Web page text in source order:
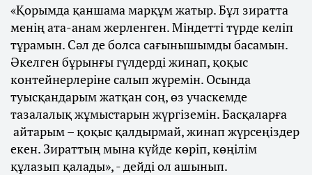
«Қорымда қаншама марқұм жатыр. Бұл зиратта
менің ата-анам жерленген. Міндетті түрде келіп
тұрамын. Сәл де болса сағынышымды басамын.
Әкелген бұрынғы гүлдерді жинап, қоқыс
контейнерлеріне салып жүремін. Осында
туысқандарым жатқан соң, өз учаскемде
тазалалық жұмыстарын жүргіземін. Басқаларға
айтарым – қоқыс қалдырмай, жинап жүрсеңіздер
екен. Зираттың мына күйде көріп, көңілім
құлазып қалады», - дейді ол ашынып.